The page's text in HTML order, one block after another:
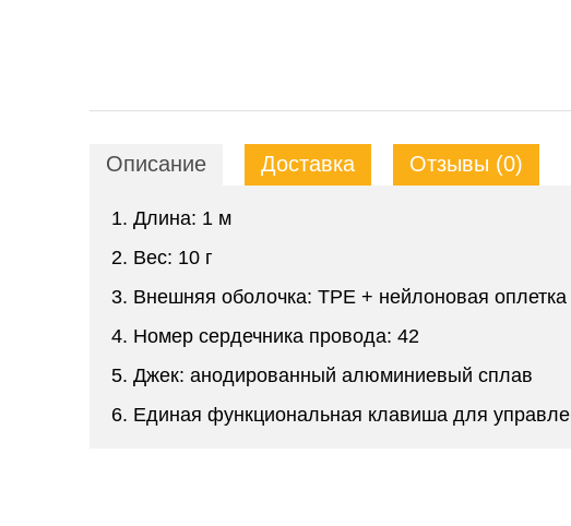
Описание Доставка Отзывы (0)
1. Длина: 1 м
2. Вес: 10 г
3. Внешняя оболочка: TPE + нейлоновая оплетка
4. Номер сердечника провода: 42
5. Джек: анодированный алюминиевый сплав
6. Единая функциональная клавиша для